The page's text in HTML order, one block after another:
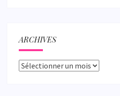
ARCHIVES
Archives